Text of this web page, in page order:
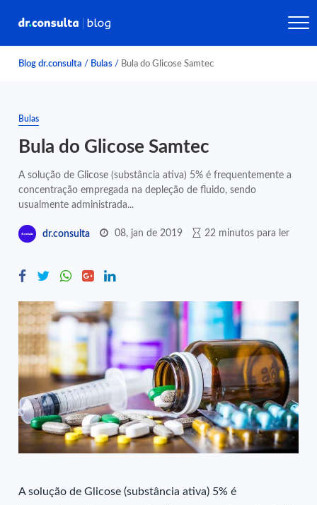
Blog dr.consulta / Bulas / Bula do Glicose Samtec
Bulas
Bula do Glicose Samtec
A solução de Glicose (substância ativa) 5% é frequentemente a
concentração empregada na depleção de fluido, sendo
usualmente administrada...
dr.consulta 08, jan de 2019 22 minutos para ler
A solução de Glicose (substância ativa) 5% é